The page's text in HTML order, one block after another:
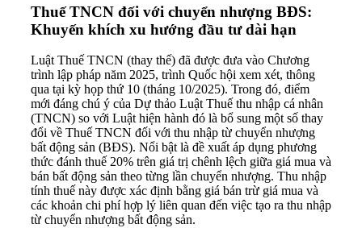
Thuế TNCN đối với chuyển nhượng BĐS:
Khuyến khích xu hướng đầu tư dài hạn
Luật Thuế TNCN (thay thế) đã được đưa vào Chương
trình lập pháp năm 2025, trình Quốc hội xem xét, thông
qua tại kỳ họp thứ 10 (tháng 10/2025). Trong đó, điểm
mới đáng chú ý của Dự thảo Luật Thuế thu nhập cá nhân
(TNCN) so với Luật hiện hành đó là bổ sung một số thay
đổi về Thuế TNCN đối với thu nhập từ chuyển nhượng
bất động sản (BĐS). Nổi bật là đề xuất áp dụng phương
thức đánh thuế 20% trên giá trị chênh lệch giữa giá mua và
bán bất động sản theo từng lần chuyển nhượng. Thu nhập
tính thuế này được xác định bằng giá bán trừ giá mua và
các khoản chi phí hợp lý liên quan đến việc tạo ra thu nhập
từ chuyển nhượng bất động sản.